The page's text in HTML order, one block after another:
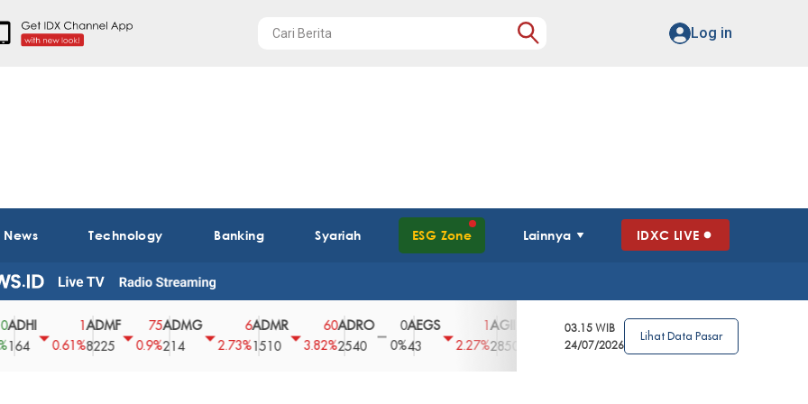
Log in
Technology Banking Syariah ESG Zone Lainnya IDXC LIVE
0.61%
ADMF
8225
75
0.9%
ADMG
214
2.73%
ADMR
1510
60
3.82%
ADRO
2540
0
0%
AEGS
2.27% 2850
3.39%
AGRO
4
2.63%
AGRS
62
0%
03.15 WIB
24/07/2026
Lihat Data Pasar